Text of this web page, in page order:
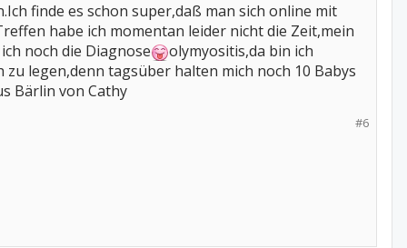
finde es schon super,daß man sich online mit
habe ich momentan leider nicht die Zeit,mein
noch die Diagnose
olymyositis,da bin ich
legen,denn tagsüber halten mich noch 10 Babys
Bärlin von Cathy
#6